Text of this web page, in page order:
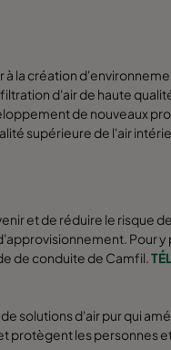
la création
d'air de haute
de nouveaux
supérieure de l'air
et de réduire le risque
Pour y
de conduite de Camfil.
solutions d'air pur qui
protègent les personnes